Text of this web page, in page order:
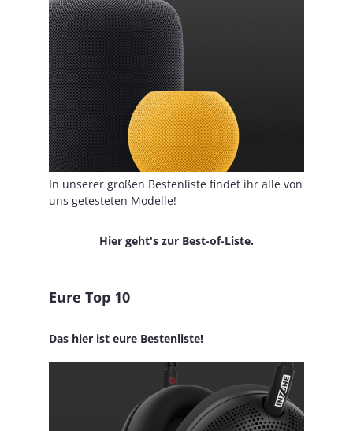
In unserer großen Bestenliste findet ihr alle von
uns getesteten Modelle!
Hier geht's zur Best-of-Liste.
Eure Top 10
Das hier ist eure Bestenliste!